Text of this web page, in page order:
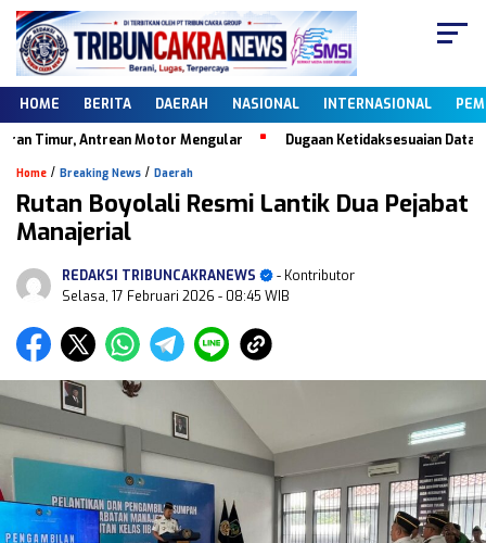
HOME BERITA DAERAH NASIONAL INTERNASIONAL
Antrean Motor Mengular Dugaan Ketidaksesuaian Data Dapodik,
Home / Breaking News / Daerah
Rutan Boyolali Resmi Lantik Dua Pejabat
Manajerial
REDAKSI TRIBUNCAKRANEWS
- Kontributor
Selasa, 17 Februari 2026 - 08:45 WIB